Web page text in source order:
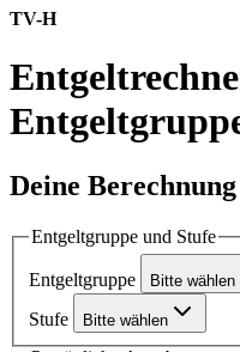
TV-H
Deine Berechnung
Entgeltgruppe und Stufe
Entgeltgruppe Bitte wählen
Stufe Bitte wählen